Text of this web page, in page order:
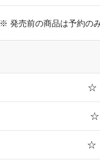
※ 発売前の商品は予約の
☆
☆
☆